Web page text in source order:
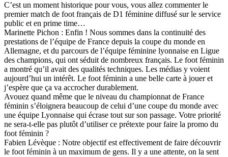
C’est un moment historique pour vous, vous allez commenter le
premier match de foot français de D1 féminine diffusé sur le service
public et en prime time…
Marinette Pichon : Enfin ! Nous sommes dans la continuité des
prestations de l’équipe de France depuis la coupe du monde en
Allemagne, et du parcours de l’équipe féminine lyonnaise en Ligue
des champions, qui ont séduit de nombreux français. Le foot féminin
a montré qu’il avait des qualités techniques. Les médias y voient
aujourd’hui un intérêt. Le foot féminin a une belle carte à jouer et
j’espère que ça va accrocher durablement.
Avouez quand même que le niveau du championnat de France
féminin s’éloignera beaucoup de celui d’une coupe du monde avec
une équipe Lyonnaise qui écrase tout sur son passage. Votre priorité
ne sera-t-elle pas plutôt d’utiliser ce prétexte pour faire la promo du
foot féminin ?
Fabien Lévèque : Notre objectif est effectivement de faire découvrir
le foot féminin à un maximum de gens. Il y a une attente, on la sent